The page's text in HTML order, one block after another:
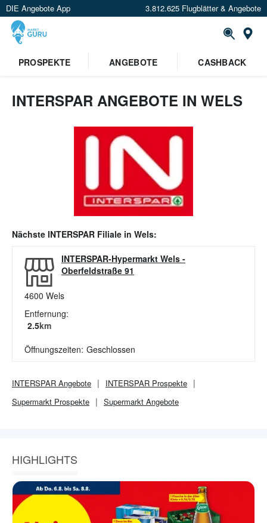
DIE Angebote App 3.812.625 Flugblätter & Angebote
PROSPEKTE
ANGEBOTE CASHBACK
INTERSPAR ANGEBOTE IN WELS
Nächste INTERSPAR Filiale in Wels:
INTERSPAR-Hypermarkt Wels -
Oberfeldstraße 91
4600 Wels
Entfernung:
2.5km
Öffnungszeiten: Geschlossen
INTERSPAR Angebote INTERSPAR Prospekte
Supermarkt Prospekte Supermarkt Angebote
HIGHLIGHTS